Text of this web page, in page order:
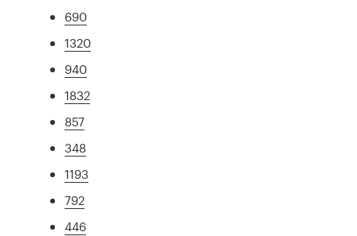
690
1320
940
1832
857
348
1193
792
446